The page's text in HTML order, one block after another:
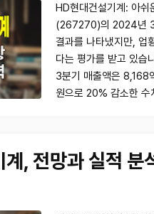
HD현대건설기계: 아쉬
(267270)의 2024년 3
결과를 나타냈지만, 업
다는 평가를 받고 있
3분기 매출액은 8,168
원으로 20% 감소한
, 전망과 실적 분